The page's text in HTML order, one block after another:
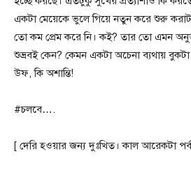
একটা মেয়েকে ভুলে গিয়ে নতুন করে শুরু
তো কম প্রেম করে নি। কই? তার তো এমন
শুভ্রবই কেন? কেমন একটা অচেনা ব্যথায়
উফ, কি অশান্তি!
#চলবে….
[ দেরি হওয়ার জন্য দুঃখিত। কাল আরেকটা পর্ব